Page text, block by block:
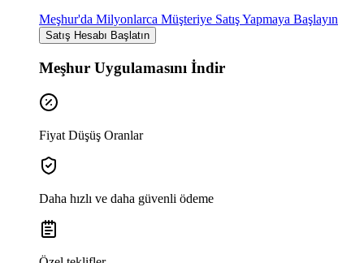
Meşhur'da Milyonlarca Müşteriye Satış Yapmaya Başlayın
Satış Hesabı Başlatın
Meşhur Uygulamasını İndir
Fiyat Düşüş Oranlar
Daha hızlı ve daha güvenli ödeme